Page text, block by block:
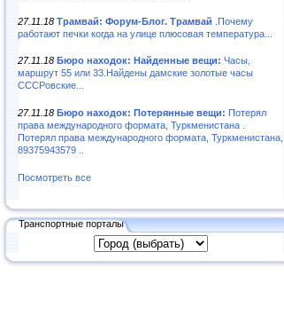
27.11.18 Трамвай: Форум-Блог. Трамвай .Почему
работают печки когда на улице плюсовая температура...
27.11.18 Бюро находок: Найденные вещи: Часы,
маршрут 55 или 33.Найдены дамские золотые часы
СССРовские...
27.11.18 Бюро находок: Потерянные вещи: Потерял
права международного формата, Туркменистана .
Потерял права международного формата, Туркменистана,
89375943579 ..
Посмотреть все
Транспортные порталы